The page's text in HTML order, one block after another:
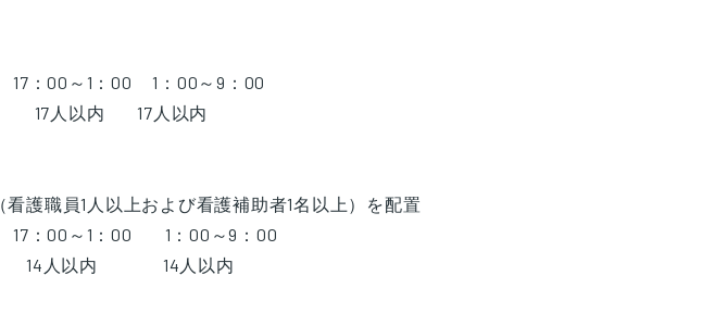
1：00 1：00～9：00
17人以内 17人以内
護職員1人以上および看護補助者1名以上）を配置
1：00 1：00～9：00
内 14人以内 14人以内